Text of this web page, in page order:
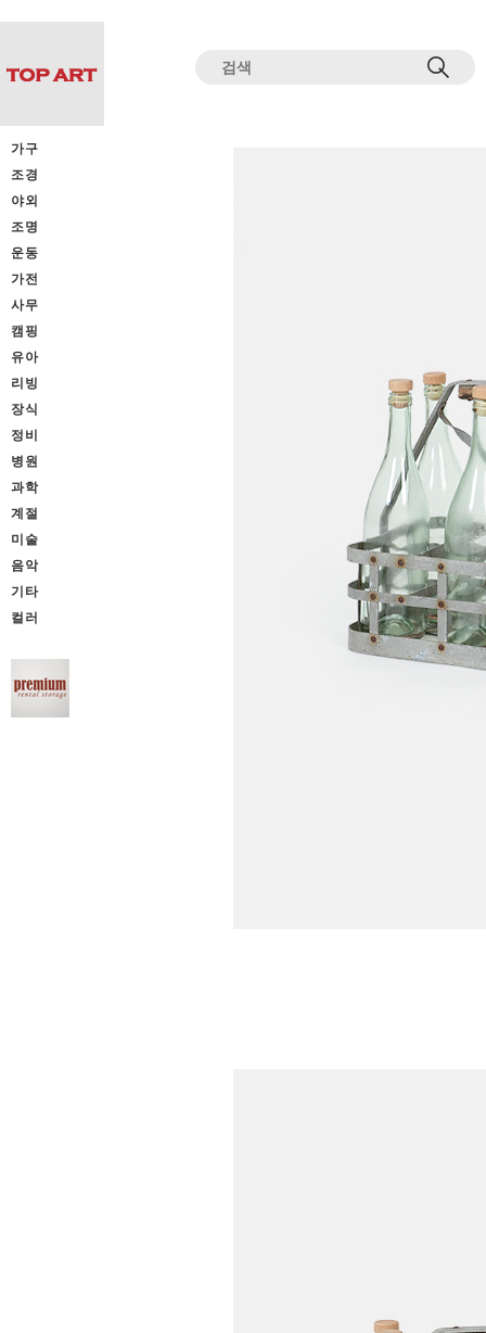
가구
조경
야외
조명
운동
가전
사무
캠핑
유아
리빙
장식
정비
병원
과학
계절
미술
음악
기타
컬러